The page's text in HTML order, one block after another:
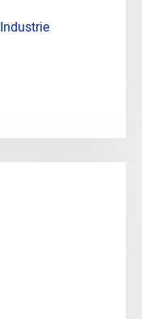
Industrie